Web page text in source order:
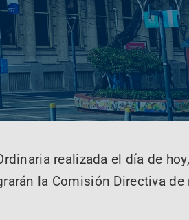
realizada el día de
la Comisión Directiva de